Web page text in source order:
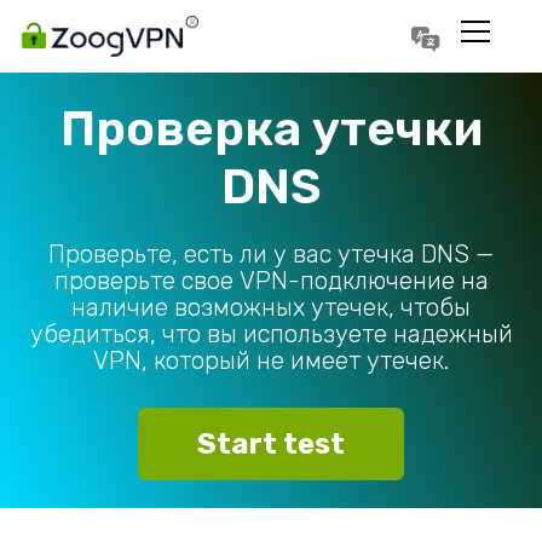
Проверка утечки
DNS
Проверьте, есть ли у вас утечка DNS —
проверьте свое VPN-подключение на
наличие возможных утечек, чтобы
убедиться, что вы используете надежный
VPN, который не имеет утечек.
Start test